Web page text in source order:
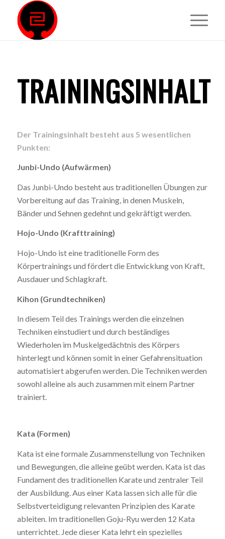
TRAININGSINHALT
Der Trainingsinhalt besteht aus 5 wesentlichen
Punkten:
Junbi-Undo (Aufwärmen)
Das Junbi-Undo besteht aus traditionellen Übungen zur
Vorbereitung auf das Training, in denen Muskeln,
Bänder und Sehnen gedehnt und gekräftigt werden.
Hojo-Undo (Krafttraining)
Hojo-Undo ist eine traditionelle Form des
Körpertrainings und fördert die Entwicklung von Kraft,
Ausdauer und Schlagkraft.
Kihon (Grundtechniken)
In diesem Teil des Trainings werden die einzelnen
Techniken einstudiert und durch beständiges
Wiederholen im Muskelgedächtnis des Körpers
hinterlegt und können somit in einer Gefahrensituation
automatisiert abgerufen werden. Die Techniken werden
sowohl alleine als auch zusammen mit einem Partner
trainiert.
Kata (Formen)
Kata ist eine formale Zusammenstellung von Techniken
und Bewegungen, die alleine geübt werden. Kata ist das
Fundament des traditionellen Karate und zentraler Teil
der Ausbildung. Aus einer Kata lassen sich alle für die
Selbstverteidigung relevanten Prinzipien des Karate
ableiten. Im traditionellen Goju-Ryu werden 12 Kata
unterrichtet. Jede dieser Kata lehrt ein spezielles